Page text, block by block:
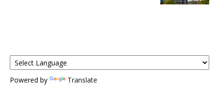
Powered by Translate